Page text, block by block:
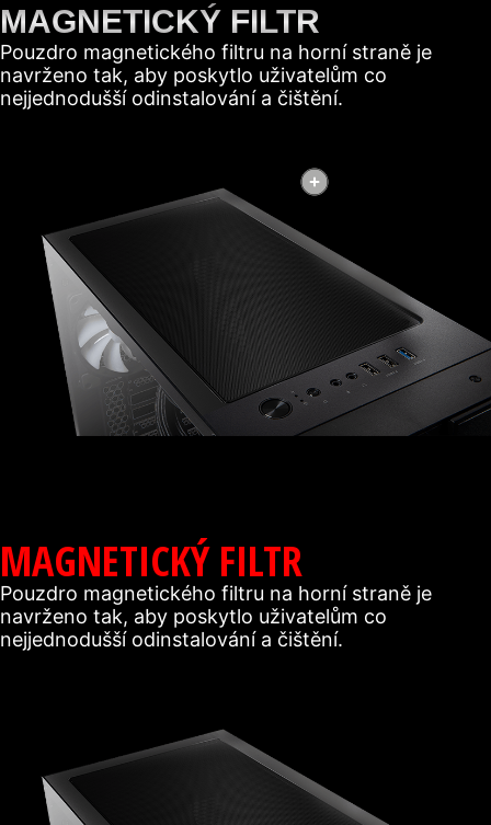
MAGNETICKÝ FILTR
Pouzdro magnetického filtru na horní straně je
navrženo tak, aby poskytlo uživatelům co
nejjednodušší odinstalování a čištění.
MAGNETICKÝ FILTR
Pouzdro magnetického filtru na horní straně je
navrženo tak, aby poskytlo uživatelům co
nejjednodušší odinstalování a čištění.